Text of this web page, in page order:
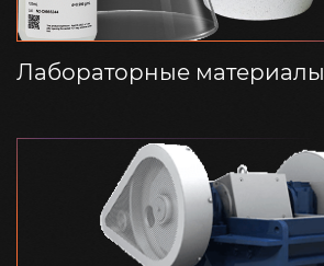
Лабораторные материалы